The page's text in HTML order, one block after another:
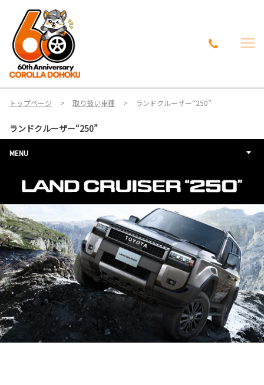
トップページ 取り扱い車種 ランドクルーザー“250”
ランドクルーザー“250”
MENU